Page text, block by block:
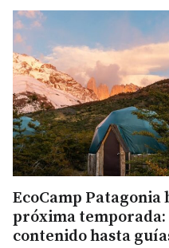
EcoCamp Patagonia
próxima temporada:
contenido hasta